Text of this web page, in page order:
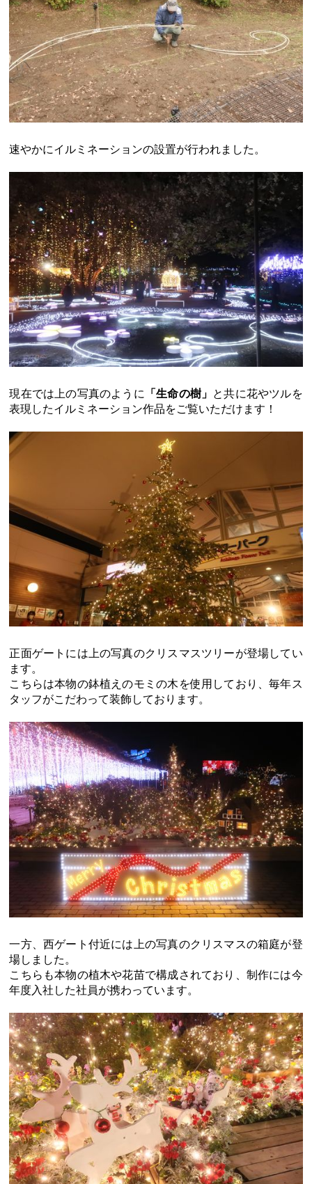
速やかにイルミネーションの設置が行われました。
現在では上の写真のように 「生命の樹」 と共に花やツルを
表現したイルミネーション作品をご覧いただけます！
正面ゲートには上の写真のクリスマスツリーが登場してい
ます。
こちらは本物の鉢植えのモミの木を使用しており、毎年ス
タッフがこだわって装飾しております。
一方、西ゲート付近には上の写真のクリスマスの箱庭が登
場しました。
こちらも本物の植木や花苗で構成されており、制作には今
年度入社した社員が携わっています。